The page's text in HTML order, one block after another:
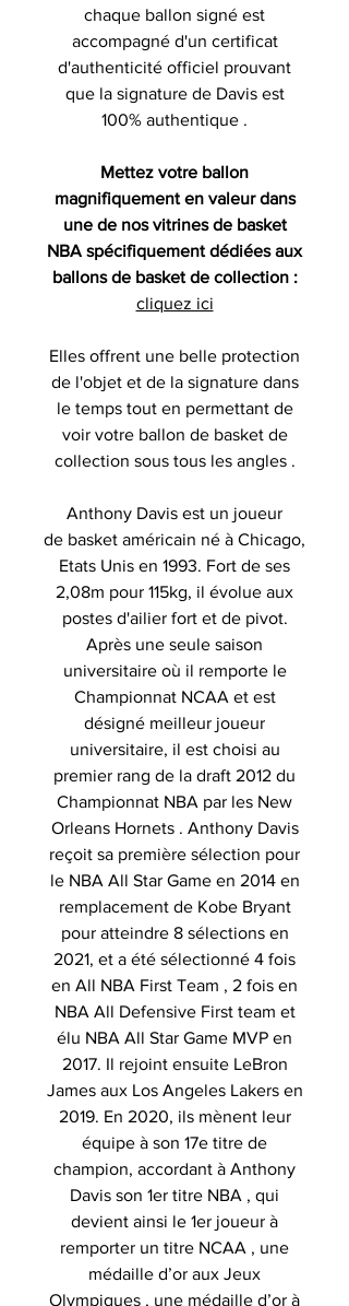
chaque ballon signé est
accompagné d'un certificat
d'authenticité officiel prouvant
que la signature de Davis est
100% authentique .
Mettez votre ballon
magnifiquement en valeur dans
une de nos vitrines de basket
NBA spécifiquement dédiées aux
ballons de basket de collection :
cliquez ici
Elles offrent une belle protection
de l'objet et de la signature dans
le temps tout en permettant de
voir votre ballon de basket de
collection sous tous les angles .
Anthony Davis est un joueur
de basket américain né à Chicago,
Etats Unis en 1993. Fort de ses
2,08m pour 115kg, il évolue aux
postes d'ailier fort et de pivot.
Après une seule saison
universitaire où il remporte le
Championnat NCAA et est
désigné meilleur joueur
universitaire, il est choisi au
premier rang de la draft 2012 du
Championnat NBA par les New
Orleans Hornets . Anthony Davis
reçoit sa première sélection pour
le NBA All Star Game en 2014 en
remplacement de Kobe Bryant
pour atteindre 8 sélections en
2021, et a été sélectionné 4 fois
en All NBA First Team , 2 fois en
NBA All Defensive First team et
élu NBA All Star Game MVP en
2017. Il rejoint ensuite LeBron
James aux Los Angeles Lakers en
2019. En 2020, ils mènent leur
équipe à son 17e titre de
champion, accordant à Anthony
Davis son 1er titre NBA , qui
devient ainsi le 1er joueur à
remporter un titre NCAA , une
médaille d’or aux Jeux
Olympiques , une médaille d’or à